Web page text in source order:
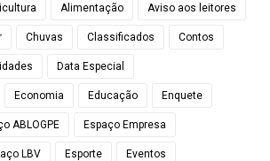
Alimentação Aviso aos leitores
Chuvas Classificados Contos
Data Especial
Economia Educação Enquete
ABLOGPE Espaço Empresa
LBV Esporte Eventos